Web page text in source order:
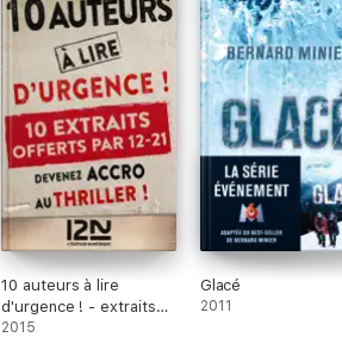
10 auteurs à lire
d'urgence ! - extraits
offerts
2015
Glacé
2011